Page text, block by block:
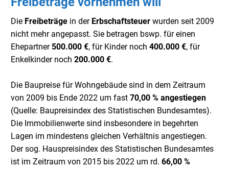
Die Freibeträge in der Erbschaftsteuer wurden seit 2009
nicht mehr angepasst. Sie betragen bswp. für einen
Ehepartner 500.000 €, für Kinder noch 400.000 €, für
Enkelkinder noch 200.000 €.
Die Baupreise für Wohngebäude sind in dem Zeitraum
von 2009 bis Ende 2022 um fast 70,00 % angestiegen
(Quelle: Baupreisindex des Statistischen Bundesamtes).
Die Immobilienwerte sind insbesondere in begehrten
Lagen im mindestens gleichen Verhältnis angestiegen.
Der sog. Hauspreisindex des Statistischen Bundesamtes
ist im Zeitraum von 2015 bis 2022 um rd. 66,00 %